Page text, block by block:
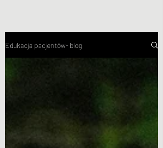
Edukacja pacjentów- blog